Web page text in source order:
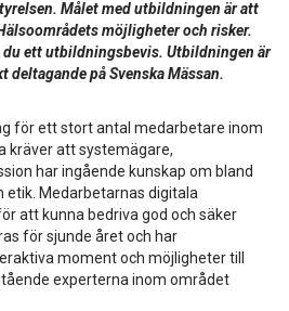
Målet med utbildningen är att
möjligheter och risker.
ett utbildningsbevis. Utbildningen är
på Svenska Mässan.
för ett stort antal medarbetare inom
kräver att systemägare,
har ingående kunskap om bland
Medarbetarnas digitala
att kunna bedriva god och säker
för sjunde året och har
moment och möjligheter till
experterna inom området